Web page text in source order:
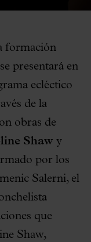
formación
se presentará en
ecléctico
de la
obras de
Shaw y
por los
Salerni, el
que
Shaw,